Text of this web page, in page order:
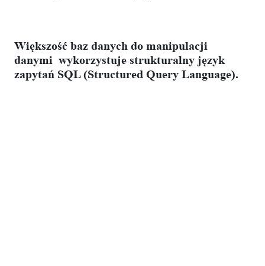
Większość baz danych do manipulacji
danymi wykorzystuje strukturalny język
zapytań SQL(Structured Query Language).